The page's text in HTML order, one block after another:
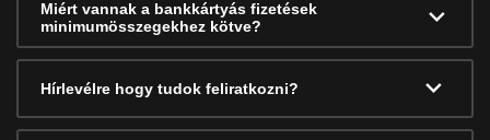
Miért vannak a bankkártyás fizetések
minimumösszegekhez kötve?
Hírlevélre hogy tudok feliratkozni?